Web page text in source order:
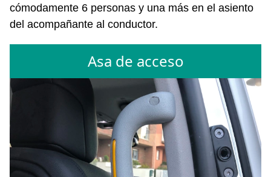
cómodamente 6 personas y una más en el asiento
del acompañante al conductor.
Asa de acceso